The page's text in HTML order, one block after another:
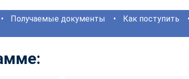
Получаемые документы Как поступить